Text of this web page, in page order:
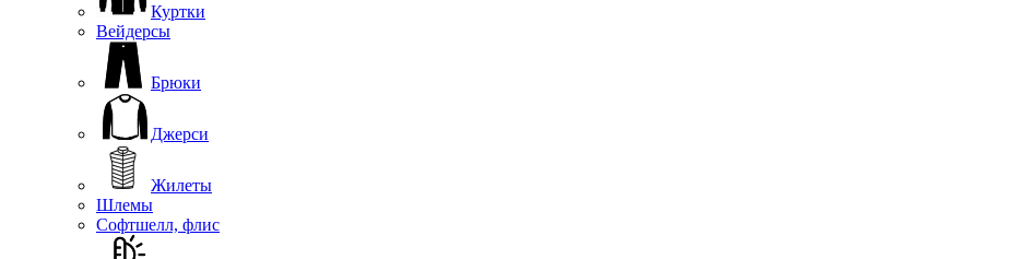
Куртки
Вейдерсы
Брюки
Джерси
Жилеты
Шлемы
Софтшелл, флис